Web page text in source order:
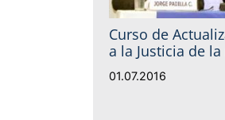
Curso de
a la Justicia de
01.07.2016